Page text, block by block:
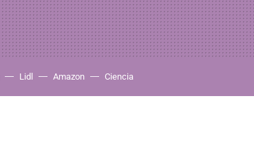
Lidl Amazon Ciencia